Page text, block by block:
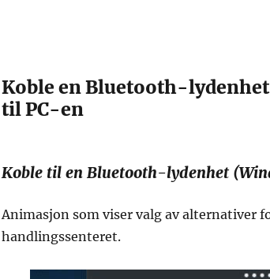
Koble en Bluetooth-
til PC-en
Koble til en Bluetooth-lydenhet
Animasjon som viser valg av alternativer
handlingssenteret.